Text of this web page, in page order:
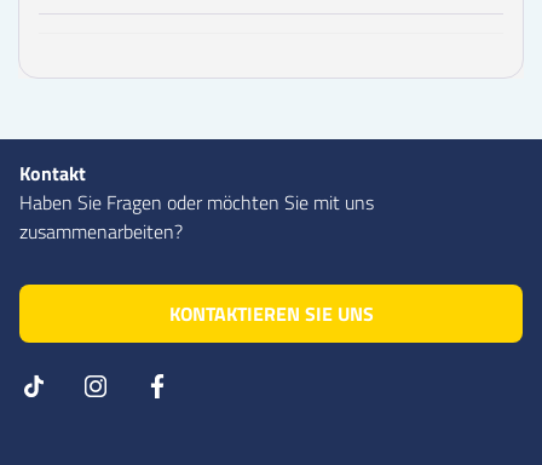
Kontakt
Haben Sie Fragen oder möchten Sie mit uns
zusammenarbeiten?
KONTAKTIEREN SIE UNS